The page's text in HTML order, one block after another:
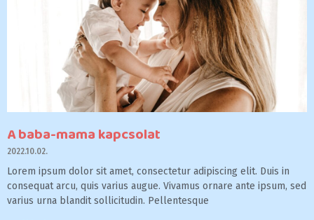
A baba-mama kapcsolat
2022.10.02.
Lorem ipsum dolor sit amet, consectetur adipiscing elit. Duis in
consequat arcu, quis varius augue. Vivamus ornare ante ipsum, sed
varius urna blandit sollicitudin. Pellentesque